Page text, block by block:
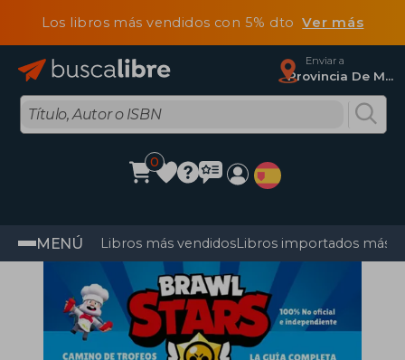
Los libros más vendidos con 5% dtoVer más
Enviar a
Provincia De Madrid
0
MENÚ Libros más vendidosLibros importados más